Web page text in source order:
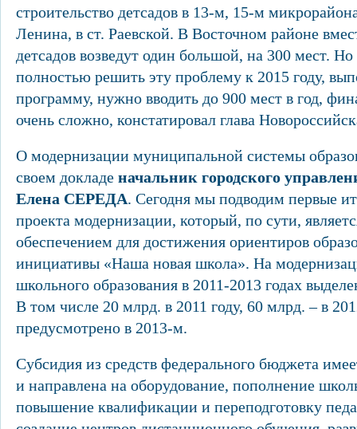
строительство детсадов в 13-м, 15-м
Ленина, в ст. Раевской. В Восточном районе
детсадов возведут один большой, на 300 мест.
полностью решить эту проблему к 2015 году,
программу, нужно вводить до 900 мест в год,
очень сложно, констатировал глава
О модернизации муниципальной системы
своем докладе начальник городского
Елена СЕРЕДА. Сегодня мы подводим первые
проекта модернизации, который, по сути,
обеспечением для достижения ориентиров
инициативы «Наша новая школа». На
школьного образования в 2011-2013 годах
В том числе 20 млрд. в 2011 году, 60 млрд. – в
предусмотрено в 2013-м.
Субсидия из средств федерального бюджета
и направлена на оборудование, пополнение
повышение квалификации и переподготовку